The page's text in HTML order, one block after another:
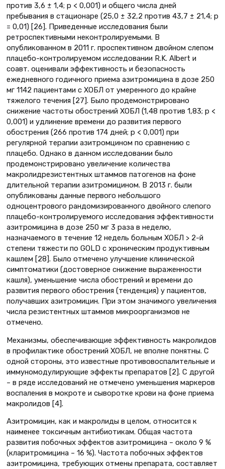
против 3,6 ± 1,4; р < 0,001) и общего числа дней
пребывания в стационаре (25,0 ± 32,2 против 43,7 ± 21,4; р
= 0,01) [26]. Приведенные исследования были
ретроспективными неконтролируемыми. В
опубликованном в 2011 г. проспективном двойном слепом
плацебо-контролируемом исследовании R.K. Albert и
соавт. оценивали эффективность и безопасноcть
ежедневного годичного приема азитромицина в дозе 250
мг 1142 пациентами с ХОБЛ от умеренного до крайне
тяжелого течения [27]. Было продемонстрировано
снижение частоты обострений ХОБЛ (1,48 против 1,83; p <
0,001) и удлинение времени до развития первого
обострения (266 против 174 дней; p < 0,001) при
регулярной терапии азитромцином по сравнению с
плацебо. Однако в данном исследовании было
продемонстрировано увеличение количества
макролидрезистентных штаммов патогенов на фоне
длительной терапии азитромицином. В 2013 г. были
опубликованы данные первого небольшого
одноцентрового рандомизированного двойного слепого
плацебо-контролируемого исследования эффективности
азитромицина в дозе 250 мг 3 раза в неделю,
назначаемого в течение 12 недель больным ХОБЛ > 2-й
степени тяжести по GOLD с хроническим продуктивным
кашлем [28]. Было отмечено улучшение клинической
симптоматики (достоверное снижение выраженности
кашля), уменьшение числа обострений и времени до
развития первого обострения (тенденция) у пациентов,
получавших азитромицин. При этом значимого увеличения
числа резистентных штаммов микроорганизмов не
отмечено.
Механизмы, обеспечивающие эффективность макролидов
в профилактике обострений ХОБЛ, не вполне понятны. С
одной стороны, это известные противовоспалительные и
иммуномодулирующие эффекты препаратов [2]. С другой
– в ряде исследований не отмечено уменьшения маркеров
воспаления в мокроте и сыворотке крови на фоне приема
макролидов [4].
Азитромицин, как и макролиды в целом, относится к
наименее токсичным антибиотикам. Общая частота
развития побочных эффектов азитромицина – около 9 %
(кларитромицина – 16 %). Частота побочных эффектов
азитромицина, требующих отмены препарата, составляет